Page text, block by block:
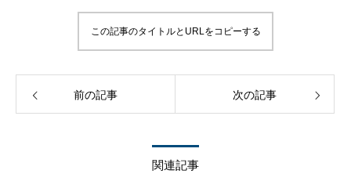
この記事のタイトルとURLをコピーする
前の記事 次の記事
関連記事